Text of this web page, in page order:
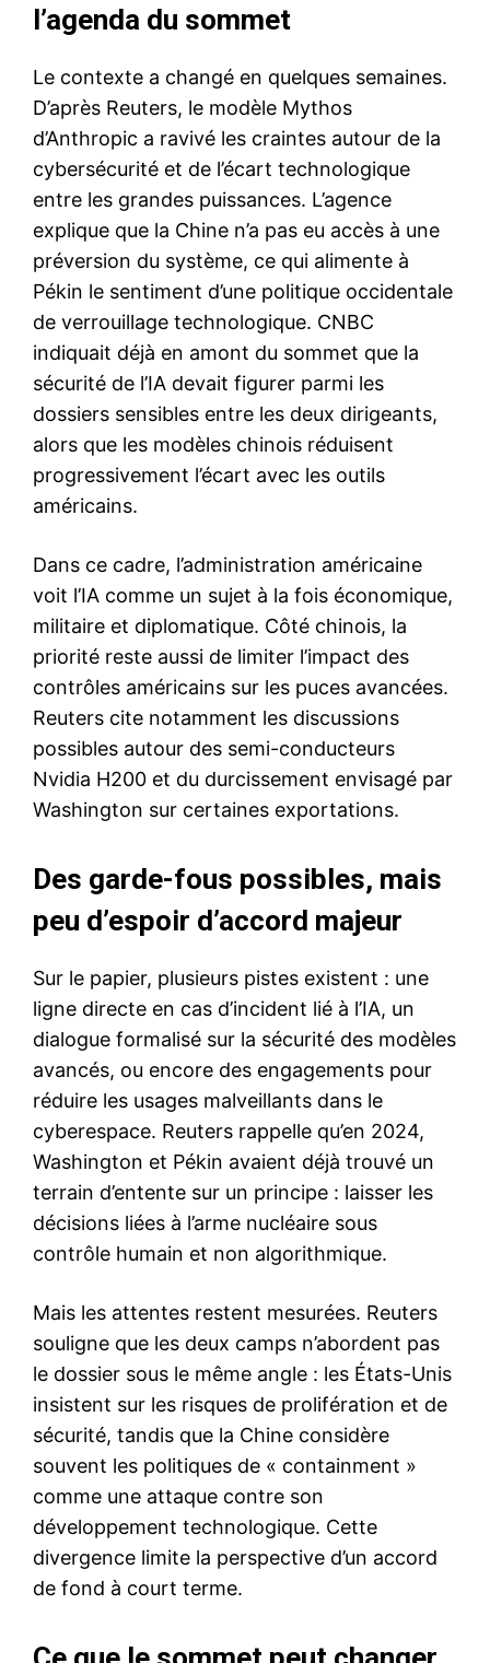
l’agenda du sommet
Le contexte a changé en quelques semaines.
D’après Reuters, le modèle Mythos
d’Anthropic a ravivé les craintes autour de la
cybersécurité et de l’écart technologique
entre les grandes puissances. L’agence
explique que la Chine n’a pas eu accès à une
préversion du système, ce qui alimente à
Pékin le sentiment d’une politique occidentale
de verrouillage technologique. CNBC
indiquait déjà en amont du sommet que la
sécurité de l’IA devait figurer parmi les
dossiers sensibles entre les deux dirigeants,
alors que les modèles chinois réduisent
progressivement l’écart avec les outils
américains.
Dans ce cadre, l’administration américaine
voit l’IA comme un sujet à la fois économique,
militaire et diplomatique. Côté chinois, la
priorité reste aussi de limiter l’impact des
contrôles américains sur les puces avancées.
Reuters cite notamment les discussions
possibles autour des semi-conducteurs
Nvidia H200 et du durcissement envisagé par
Washington sur certaines exportations.
Des garde-fous possibles, mais
peu d’espoir d’accord majeur
Sur le papier, plusieurs pistes existent : une
ligne directe en cas d’incident lié à l’IA, un
dialogue formalisé sur la sécurité des modèles
avancés, ou encore des engagements pour
réduire les usages malveillants dans le
cyberespace. Reuters rappelle qu’en 2024,
Washington et Pékin avaient déjà trouvé un
terrain d’entente sur un principe : laisser les
décisions liées à l’arme nucléaire sous
contrôle humain et non algorithmique.
Mais les attentes restent mesurées. Reuters
souligne que les deux camps n’abordent pas
le dossier sous le même angle : les États-Unis
insistent sur les risques de prolifération et de
sécurité, tandis que la Chine considère
souvent les politiques de « containment »
comme une attaque contre son
développement technologique. Cette
divergence limite la perspective d’un accord
de fond à court terme.